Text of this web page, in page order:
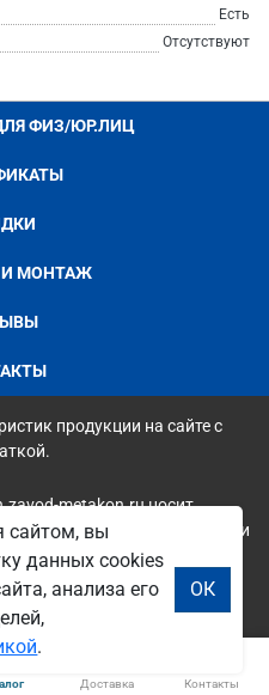
Есть
Отсутствуют
ФИЗ/ЮР.ЛИЦ
И МОНТАЖ
продукции на сайте с
metakon.ru носит
и справочный характер и ни
публичной офертой. Всю
узнать по телефонам
Доставка Контакты
сайтом, вы
данных cookies
анализа его
.
ОК